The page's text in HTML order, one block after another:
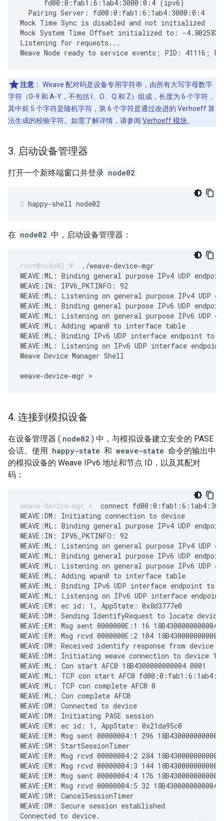
      fd00:0:fab1:6:1ab4:3000:0:4 (ipv6)
  Pairing Server: fd00:0:fab1:6:1ab4:3000:0:4
Mock Time Sync is disabled and not initialized
Mock System Time Offset initialized to: -4.802583
Listening for requests...
注意 ： Weave 配对码是设备专用字符串，由所有大写字母数字
字符（0-9 和 A-Y，不包括 I、O、Q 和 Z）组成，长度为 6 个字符，
其中前 5 个字符是随机字符，第 6 个字符是通过改进的 Verhoeff 算
法生成的校验字符。如需了解详情，请参阅 Verhoeff 模块。
3. 启动设备管理器
打开一个新终端窗口并登录 node02
happy-shell node02
在 node02 中，启动设备管理器：
./weave-device-mgr
WEAVE:ML: Binding general purpose IPv4 UDP
WEAVE:IN: IPV6_PKTINFO: 92
WEAVE:ML: Listening on general purpose IPv4 UDP
WEAVE:ML: Binding general purpose IPv6 UDP
WEAVE:ML: Listening on general purpose IPv6 UDP
WEAVE:ML: Adding wpan0 to interface table
WEAVE:ML: Binding IPv6 UDP interface endpoint
WEAVE:ML: Listening on IPv6 UDP interface endpoint
Weave Device Manager Shell
4. 连接到模拟设备
在设备管理器 ( node02 ) 中，与模拟设备建立安全的 PASE
会话。使用 happy-state 和 weave-state 命令的输出中
的模拟设备的 Weave IPv6 地址和节点 ID，以及其配对
码：
connect
WEAVE:DM: Initiating connection to device
WEAVE:ML: Binding general purpose IPv4 UDP
WEAVE:IN: IPV6_PKTINFO: 92
WEAVE:ML: Listening on general purpose IPv4 UDP
WEAVE:ML: Binding general purpose IPv6 UDP
WEAVE:ML: Listening on general purpose IPv6 UDP
WEAVE:ML: Adding wpan0 to interface table
WEAVE:ML: Binding IPv6 UDP interface endpoint
WEAVE:ML: Listening on IPv6 UDP interface endpoint
WEAVE:EM: ec id: 1, AppState: 0x8d3777e0
WEAVE:DM: Sending IdentifyRequest to locate device
WEAVE:EM: Msg sent 0000000E:1 16
WEAVE:EM: Msg rcvd 0000000E:2 104
WEAVE:DM: Received identify response from device
WEAVE:DM: Initiating weave connection to device
WEAVE:ML: Con start AFC0 18B4300000000004 0001
WEAVE:ML: TCP con start AFC0
WEAVE:ML: TCP con complete AFC0 0
WEAVE:ML: Con complete AFC0
WEAVE:DM: Connected to device
WEAVE:DM: Initiating PASE session
WEAVE:EM: ec id: 1, AppState: 0x21da95c0
WEAVE:EM: Msg sent 00000004:1 296
WEAVE:SM: StartSessionTimer
WEAVE:EM: Msg rcvd 00000004:2 284
WEAVE:EM: Msg rcvd 00000004:3 144
WEAVE:EM: Msg sent 00000004:4 176
WEAVE:EM: Msg rcvd 00000004:5 32 18B4300000000004
WEAVE:SM: CancelSessionTimer
WEAVE:DM: Secure session established
Connected to device.